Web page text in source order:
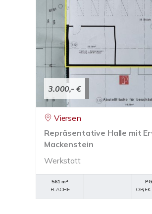
3.000,- €
Viersen
Repräsentative Halle mit
Mackenstein
Werkstatt
561 m²
FLÄCHE